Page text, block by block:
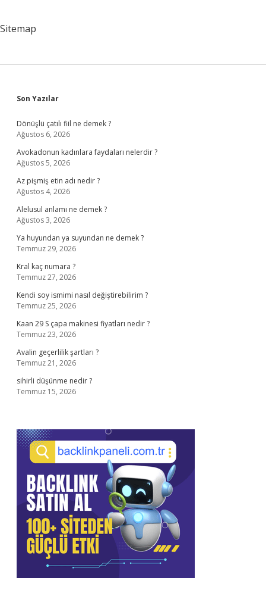
Sitemap
Sidebar
Son Yazılar
Dönüşlü çatılı fiil ne demek ?
Ağustos 6, 2026
Avokadonun kadınlara faydaları nelerdir ?
Ağustos 5, 2026
Az pişmiş etin adı nedir ?
Ağustos 4, 2026
Alelusul anlamı ne demek ?
Ağustos 3, 2026
Ya huyundan ya suyundan ne demek ?
Temmuz 29, 2026
Kral kaç numara ?
Temmuz 27, 2026
Kendi soy ismimi nasıl değiştirebilirim ?
Temmuz 25, 2026
Kaan 29 S çapa makinesi fiyatları nedir ?
Temmuz 23, 2026
Avalin geçerlilik şartları ?
Temmuz 21, 2026
sihirli düşünme nedir ?
Temmuz 15, 2026